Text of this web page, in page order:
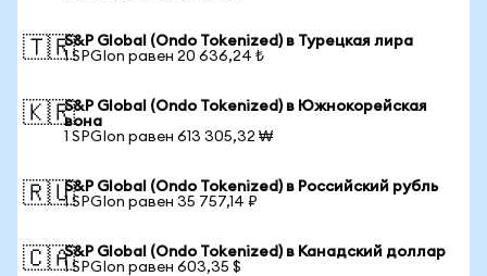
🇹🇷S&P Global (Ondo Tokenized) в Турецкая лира
1 SPGIon равен 20 636,24 ₺
🇰🇷S&P Global (Ondo Tokenized) в Южнокорейская
вона
1 SPGIon равен 613 305,32 ₩
🇷🇺S&P Global (Ondo Tokenized) в Российский рубль
1 SPGIon равен 35 757,14 ₽
🇨🇦S&P Global (Ondo Tokenized) в Канадский доллар
1 SPGIon равен 603,35 $